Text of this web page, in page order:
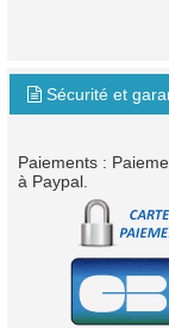
Sécurité et
Paiements :
à Paypal.